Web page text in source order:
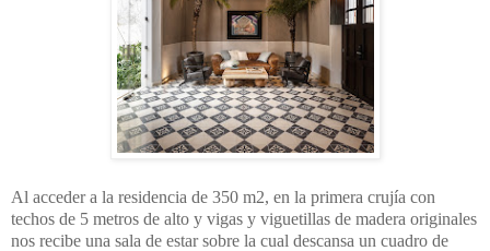
Al acceder a la residencia de 350 m2, en la primera crujía con
techos de 5 metros de alto y vigas y viguetillas de madera originales
nos recibe una sala de estar sobre la cual descansa un cuadro de